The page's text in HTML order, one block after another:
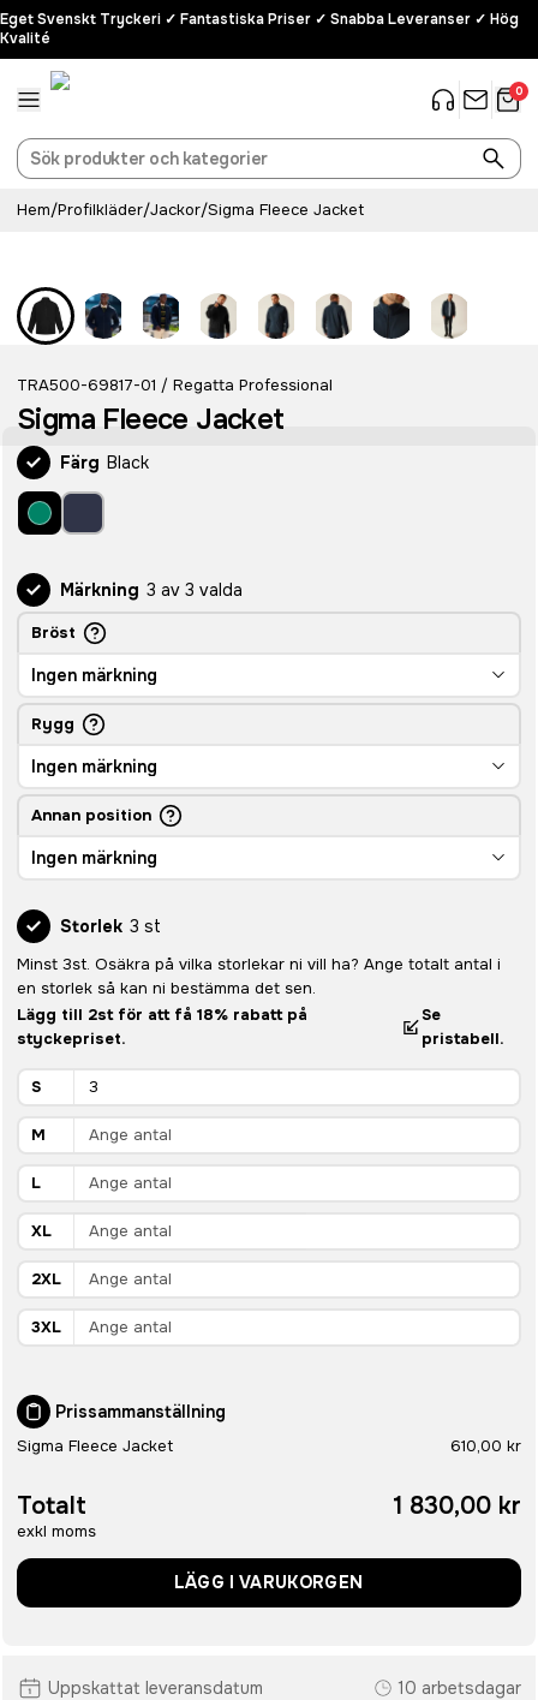
Eget Svenskt Tryckeri ✓ Fantastiska Priser ✓ Snabba Leveranser ✓ Hög
Kvalité
0
Hem/Profilkläder/Jackor/Sigma Fleece Jacket
TRA500-69817-01 / Regatta Professional
Sigma Fleece Jacket
Färg Black
Märkning 3 av 3 valda
Bröst
Ingen märkning
Rygg
Ingen märkning
Annan position
Ingen märkning
Storlek 3 st
Minst 3st. Osäkra på vilka storlekar ni vill ha? Ange totalt antal i
en storlek så kan ni bestämma det sen.
Lägg till 2st för att få 18% rabatt på
styckepriset.
Se
pristabell.
S
M
L
XL
2XL
3XL
Prissammanställning
Sigma Fleece Jacket 610,00 kr
Totalt
exkl moms
1 830,00 kr
LÄGG I VARUKORGEN
Uppskattat leveransdatum 10 arbetsdagar